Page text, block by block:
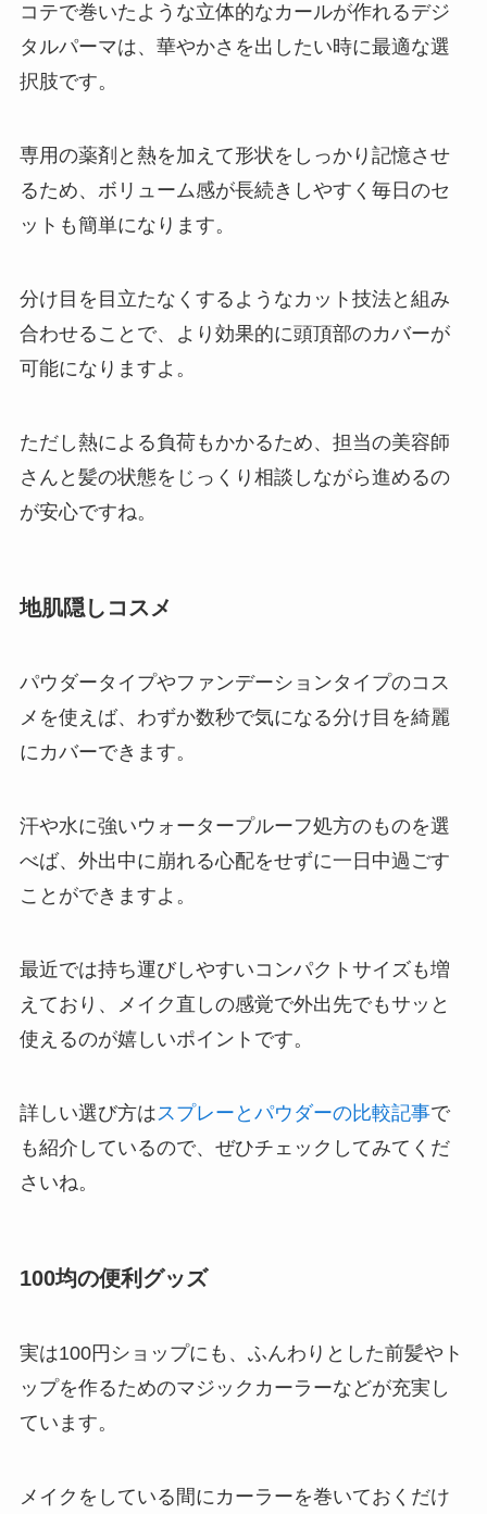
コテで巻いたような立体的なカールが作れるデジ
タルパーマは、華やかさを出したい時に最適な選
択肢です。
専用の薬剤と熱を加えて形状をしっかり記憶させ
るため、ボリューム感が長続きしやすく毎日のセ
ットも簡単になります。
分け目を目立たなくするようなカット技法と組み
合わせることで、より効果的に頭頂部のカバーが
可能になりますよ。
ただし熱による負荷もかかるため、担当の美容師
さんと髪の状態をじっくり相談しながら進めるの
が安心ですね。
地肌隠しコスメ
パウダータイプやファンデーションタイプのコス
メを使えば、わずか数秒で気になる分け目を綺麗
にカバーできます。
汗や水に強いウォータープルーフ処方のものを選
べば、外出中に崩れる心配をせずに一日中過ごす
ことができますよ。
最近では持ち運びしやすいコンパクトサイズも増
えており、メイク直しの感覚で外出先でもサッと
使えるのが嬉しいポイントです。
詳しい選び方は スプレーとパウダーの比較記事で
も紹介しているので、ぜひチェックしてみてくだ
さいね。
100均の便利グッズ
実は100円ショップにも、ふんわりとした前髪やト
ップを作るためのマジックカーラーなどが充実し
ています。
メイクをしている間にカーラーを巻いておくだけ